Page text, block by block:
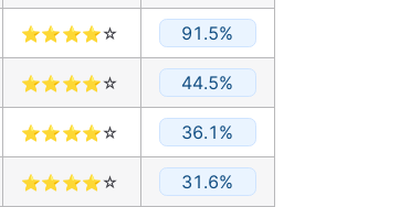
⭐⭐⭐⭐☆ 91.5%
⭐⭐⭐⭐☆ 44.5%
⭐⭐⭐⭐☆ 36.1%
⭐⭐⭐⭐☆ 31.6%